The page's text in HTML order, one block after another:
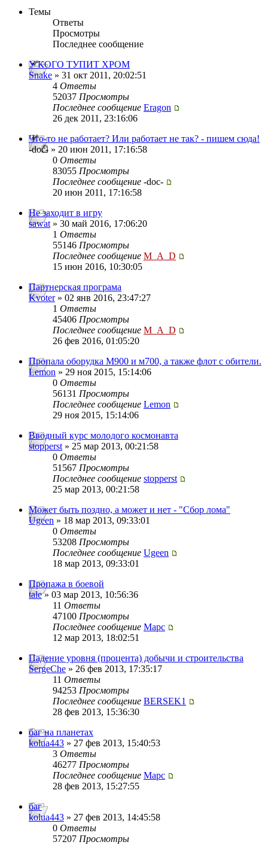
Темы
Ответы
Просмотры
Последнее сообщение
У КОГО ТУПИТ ХРОМ
Snake » 31 окт 2011, 20:02:51
4 Ответы
52037 Просмотры
Последнее сообщение Eragon
26 дек 2011, 23:16:06
Что-то не работает? Или работает не так? - пишем сюда!
-doc- » 20 июн 2011, 17:16:58
0 Ответы
83055 Просмотры
Последнее сообщение -doc-
20 июн 2011, 17:16:58
Не заходит в игру
sawat » 30 май 2016, 17:06:20
1 Ответы
55146 Просмотры
Последнее сообщение M_A_D
15 июн 2016, 10:30:05
Партнерская програма
Kvoter» 02 янв 2016, 23:47:27
1 Ответы
45406 Просмотры
Последнее сообщение M_A_D
26 фев 2016, 01:05:20
Пропала оборудка М900 и м700, а также флот с обители.
Lemon » 29 ноя 2015, 15:14:06
0 Ответы
56131 Просмотры
Последнее сообщение Lemon
29 ноя 2015, 15:14:06
Вводный курс молодого космонавта
stopperst » 25 мар 2013, 00:21:58
0 Ответы
51567 Просмотры
Последнее сообщение stopperst
25 мар 2013, 00:21:58
Может быть поздно, а может и нет - "Сбор лома"
Ugeen » 18 мар 2013, 09:33:01
0 Ответы
53208 Просмотры
Последнее сообщение Ugeen
18 мар 2013, 09:33:01
Пропажа в боевой
tale» 03 мар 2013, 10:56:36
11 Ответы
47100 Просмотры
Последнее сообщение Mapc
12 мар 2013, 18:02:51
Падение уровня (процента) добычи и строительства
SergeChe » 26 фев 2013, 17:35:17
11 Ответы
94253 Просмотры
Последнее сообщение BERSEK1
28 фев 2013, 15:36:30
баг на планетах
kolua443 » 27 фев 2013, 15:40:53
3 Ответы
46277 Просмотры
Последнее сообщение Mapc
28 фев 2013, 15:27:55
баг
kolua443 » 27 фев 2013, 14:45:58
0 Ответы
57207 Просмотры